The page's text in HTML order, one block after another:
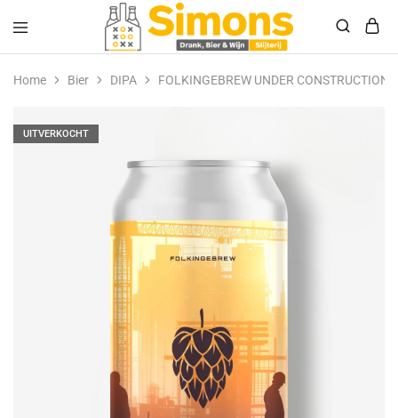
Simonsdrank.nl
Drank,
Bier
&
Home Bier DIPA FOLKINGEBREW UNDER CONSTRUCTION
UITVERKOCHT